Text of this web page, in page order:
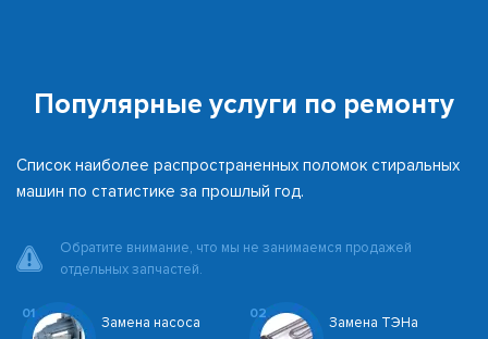
Популярные услуги по ремонту
Список наиболее распространенных поломок стиральных
машин по статистике за прошлый год.
Обратите внимание, что мы не занимаемся продажей
отдельных запчастей.
01
Замена насоса
02
Замена ТЭНа